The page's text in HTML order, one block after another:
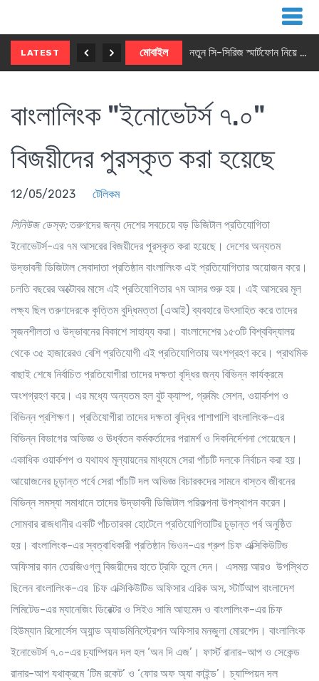
LATEST মোবাইল নতুন সি-সিরিজ স্মার্টফোন নিয়ে আসছে রিয়েলমি
বাংলালিংক "ইনোভেটর্স ৭.০"
বিজয়ীদের পুরস্কৃত করা হয়েছে
12/05/2023 টেলিকম
সিনিউজ ডেস্ক:তরুণদের জন্য দেশের সবচেয়ে বড় ডিজিটাল প্রতিযোগিতা
ইনোভেটর্স-এর ৭ম আসরের বিজয়ীদের পুরস্কৃত করা হয়েছে। দেশের অন্যতম
উদ্ভাবনী ডিজিটাল সেবাদাতা প্রতিষ্ঠান বাংলালিংক এই প্রতিযোগিতার অয়োজন করে।
চলতি বছরের অক্টোবর মাসে এই প্রতিযোগিতার ৭ম আসর শুরু হয়। এই আসরের মূল
লক্ষ্য ছিল তরুণদেরকে কৃত্তিম বুদ্ধিমত্তা (এআই) ব্যবহারে উৎসাহিত করে তাদের
সৃজনশীলতা ও উদ্ভাবনের বিকাশে সাহায্য করা। বাংলাদেশের ১৫৩টি বিশ্ববিদ্যালয়
থেকে ৩৫ হাজারেরও বেশি প্রতিযোগী এই প্রতিযোগিতায় অংশগ্রহণ করে। প্রাথমিক
বাছাই শেষে নির্বাচিত প্রতিযোগীরা তাদের দক্ষতা বৃদ্ধির জন্য বিভিন্ন কার্যক্রমে
অংশগ্রহণ করে। এর মধ্যে অন্যতম হল বুট ক্যাম্প, গ্রুমিং সেশন, ওয়ার্কশপ ও
বিভিন্ন প্রশিক্ষণ। প্রতিযোগীরা তাদের দক্ষতা বৃদ্ধির পাশাপাশি বাংলালিংক-এর
বিভিন্ন বিভাগের অভিজ্ঞ ও ঊর্ধ্বতন কর্মকর্তাদের পরামর্শ ও দিকনির্দেশনা পেয়েছেন।
একাধিক ওয়ার্কশপ ও যথাযথ মূল্যায়নের মাধ্যমে সেরা পাঁচটি দলকে নির্বাচন করা হয়।
আয়োজনের চূড়ান্ত পর্বে সেরা পাঁচটি দল অভিজ্ঞ বিচারকদের সামনে বাস্তব জীবনের
বিভিন্ন সমস্যা সমাধানে তাদের উদ্ভাবনী ডিজিটাল পরিকল্পনা উপস্থাপন করেন।
সোমবার রাজধানীর একটি পাঁচতারকা হোটেলে প্রতিযোগিতাটির চূড়ান্ত পর্ব অনুষ্ঠিত
হয়। বাংলালিংক-এর স্বত্বাধিকারী প্রতিষ্ঠান ভিওন-এর গ্রুপ চিফ এক্সিকিউটিভ
অফিসার কান তেরজিওগ্লু বিজয়ীদের হাতে ট্রফি তুলে দেন। এসময় আরও উপস্থিত
ছিলেন বাংলালিংক-এর চিফ এক্সিকিউটিভ অফিসার এরিক অস, স্টার্টআপ বাংলাদেশ
লিমিটেড-এর ম্যানেজিং ডিরেক্টর ও সিইও সামি আহমেদ ও বাংলালিংক-এর চিফ
হিউম্যান রিসোর্সেস অ্যান্ড অ্যাডমিনিস্ট্রেশন অফিসার মনজুলা মোরশেদ। বাংলালিংক
ইনোভেটর্স ৭.০-এর চ্যাম্পিয়ন দল হল ‘অন দি এজ’। ফার্স্ট রানার-আপ ও সেকেন্ড
রানার-আপ যথাক্রমে ‘টিম রকেট’ ও ‘ফোর অফ অ্যা কাইন্ড’। চ্যাম্পিয়ন দল